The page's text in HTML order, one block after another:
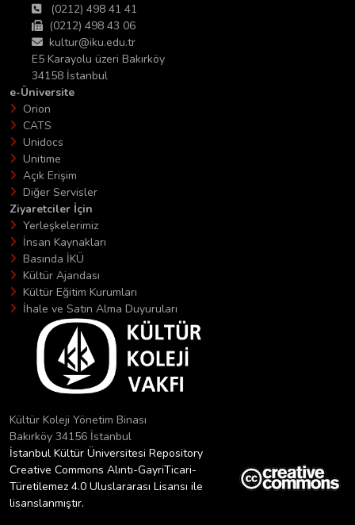
(0212) 498 41 41
(0212) 498 43 06
kultur@iku.edu.tr
E5 Karayolu üzeri Bakırköy
34158 İstanbul
e-Üniversite
Orion
CATS
Unidocs
Unitime
Açık Erişim
Diğer Servisler
Ziyaretciler İçin
Yerleşkelerimiz
İnsan Kaynakları
Basında İKÜ
Kültür Ajandası
Kültür Eğitim Kurumları
İhale ve Satın Alma Duyuruları
Kültür Koleji Yönetim Binası
Bakırköy 34156 İstanbul
İstanbul Kültür Üniversitesi Repository
Creative Commons Alıntı-GayriTicari-
Türetilemez 4.0 Uluslararası Lisansı ile
lisanslanmıştır.